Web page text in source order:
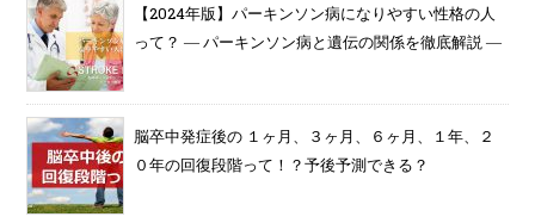
【2024年版】パーキンソン病になりやすい性格の人
って？ ― パーキンソン病と遺伝の関係を徹底解説 ―
脳卒中発症後の １ヶ月、３ヶ月、６ヶ月、１年、２
０年の回復段階って！？予後予測できる？